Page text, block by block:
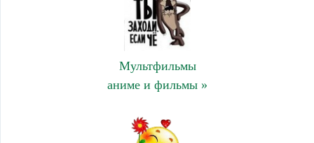
Мультфильмы
аниме и фильмы »